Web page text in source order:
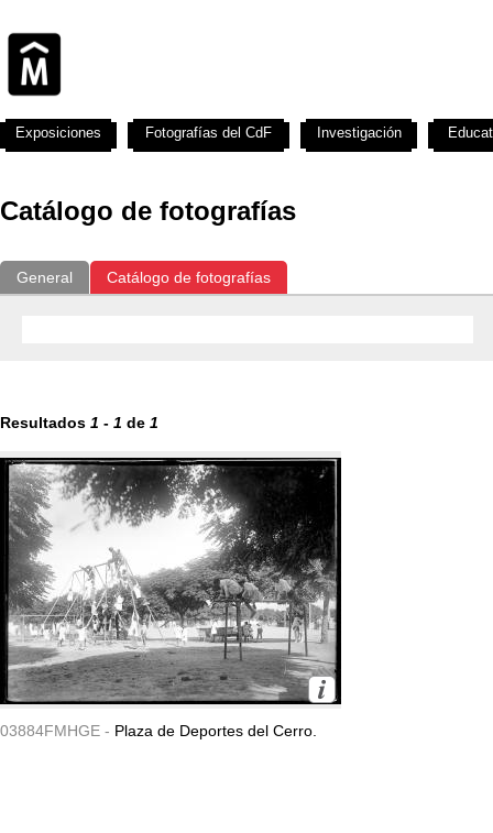
Catálogo de fotografías
General Catálogo de fotografías
Resultados 1 - 1 de 1
03884FMHGE - Plaza de Deportes del Cerro.
Exposiciones Fotografías del CdF Investigación